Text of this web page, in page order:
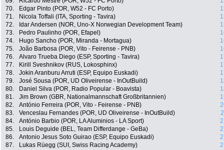
70.
Edgar Pinto (POR, W52 - FC Porto)
71.
Nicola Toffali (ITA, Sporting - Tavira)
72.
Idar Andersen (NOR, Uno-X Norwegian Development Team)
73.
Pedro Paulinho (POR, Efapel)
74.
Hugo Sancho (POR, Miranda - Mortagua)
75.
João Barbosa (POR, Vito - Feirense - PNB)
76.
Alvaro Trueba Diego (ESP, Sporting - Tavira)
77.
Kirill Sveshnikov (RUS, Lokosphinx)
78.
Jokin Aranburu Arruti (ESP, Equipo Euskadi)
79.
José Sousa (POR, UD Oliveirense - InOutBuild)
80.
Daniel Silva (POR, Radio Popular - Boavista)
81.
Jim Brown (GBR, Nationalmannschaft Großbritannien)
82.
António Ferreira (POR, Vito - Feirense - PNB)
83.
Venceslau Fernandes (POR, UD Oliveirense - InOutBuild)
84.
António Barbio (POR, LA Aluminios - LA Sport)
85.
Louis Deguide (BEL, Team Differdange - GeBa)
86.
Antonio Jesus Soto Guirao (ESP, Equipo Euskadi)
87.
Lukas Rüegg (SUI, Swiss Racing Academy)